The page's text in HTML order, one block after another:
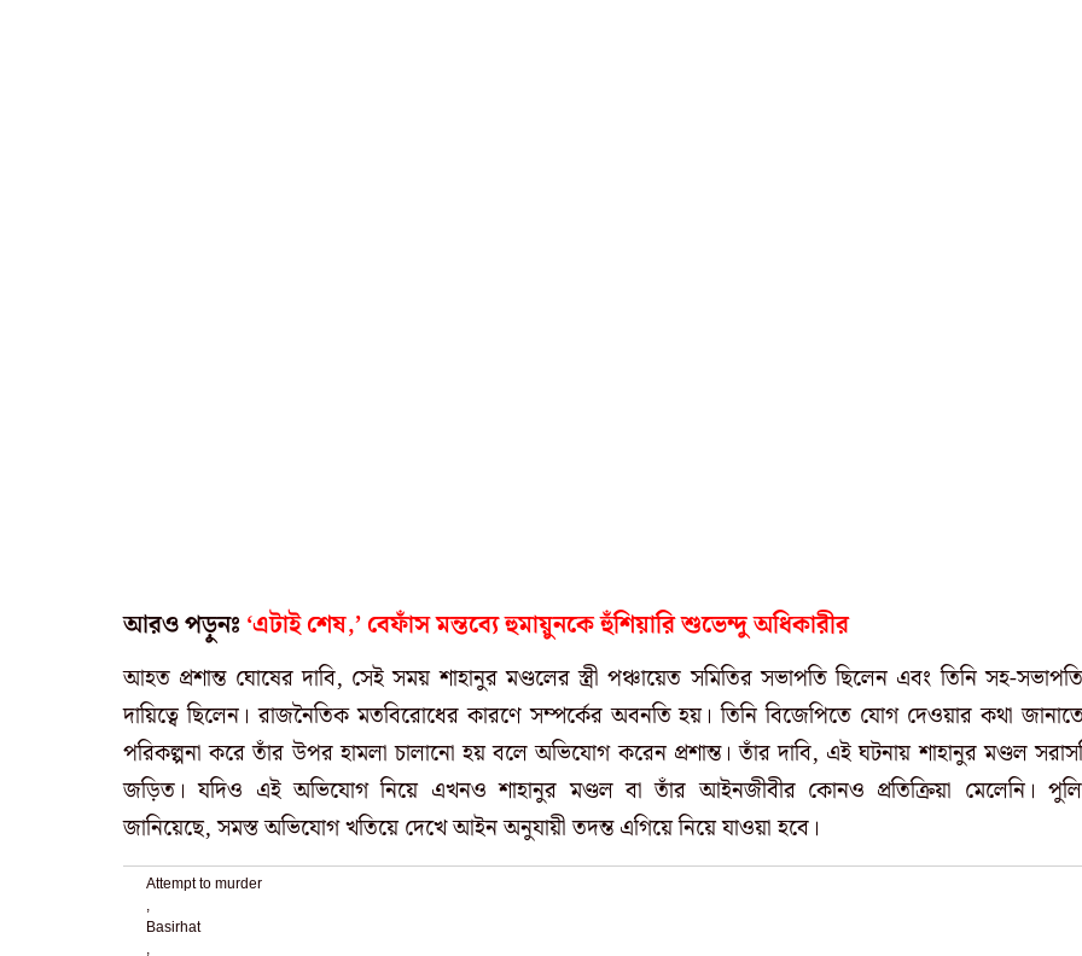
আরও পড়ুনঃ ‘এটাই শেষ,’ বেফাঁস মন্তব্যে হুমায়ুনকে হুঁশিয়ারি শুভেন্দু অধিকারীর
আহত প্রশান্ত ঘোষের দাবি, সেই সময় শাহানুর মণ্ডলের স্ত্রী পঞ্চায়েত সমিতির সভাপতি ছিলেন এবং তিনি সহ-
দায়িত্বে ছিলেন। রাজনৈতিক মতবিরোধের কারণে সম্পর্কের অবনতি হয়। তিনি বিজেপিতে যোগ দেওয়ার কথা
পরিকল্পনা করে তাঁর উপর হামলা চালানো হয় বলে অভিযোগ করেন প্রশান্ত। তাঁর দাবি, এই ঘটনায় শাহানুর মণ্ডল
জড়িত। যদিও এই অভিযোগ নিয়ে এখনও শাহানুর মণ্ডল বা তাঁর আইনজীবীর কোনও প্রতিক্রিয়া মেলেনি।
জানিয়েছে, সমস্ত অভিযোগ খতিয়ে দেখে আইন অনুযায়ী তদন্ত এগিয়ে নিয়ে যাওয়া হবে।
Attempt to murder
Basirhat